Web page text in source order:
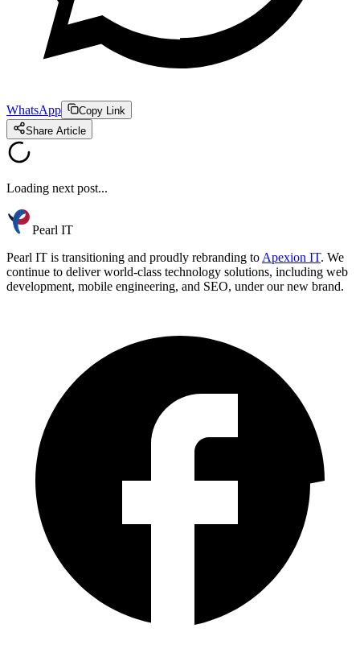
WhatsApp
Copy Link
Share Article
Loading next post...
Pearl IT
Pearl IT is transitioning and proudly rebranding to Apexion IT. We
continue to deliver world-class technology solutions, including web
development, mobile engineering, and SEO, under our new brand.